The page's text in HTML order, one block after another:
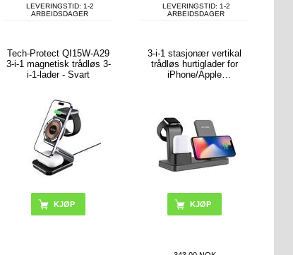
LEVERINGSTID: 1-2
ARBEIDSDAGER
LEVERINGSTID: 1-2
ARBEIDSDAGER
Tech-Protect QI15W-A29
3-i-1 magnetisk trådløs 3-
i-1-lader - Svart
3-i-1 stasjonær vertikal
trådløs hurtiglader for
iPhone/Apple